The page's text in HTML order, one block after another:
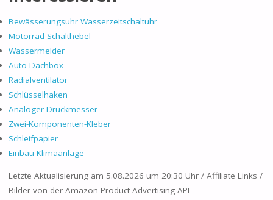
Bewässerungsuhr Wasserzeitschaltuhr
Motorrad-Schalthebel
Wassermelder
Auto Dachbox
Radialventilator
Schlüsselhaken
Analoger Druckmesser
Zwei-Komponenten-Kleber
Schleifpapier
Ein­bau ​Kli­ma­an­la­ge
Letzte Aktualisierung am 5.08.2026 um 20:30 Uhr / Affiliate Links /
Bilder von der Amazon Product Advertising API